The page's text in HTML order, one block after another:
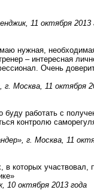
11 октября 2013
нужная,
– интересная
Очень
Москва, 11 октября
буду работать с
контролю
г. Москва, 11
в которых участвовал,
10 октября 2013 года